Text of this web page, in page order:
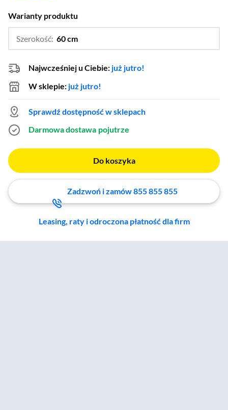
Warianty produktu
Szerokość: 60 cm
Najwcześniej u Ciebie: już jutro!
W sklepie: już jutro!
Sprawdź dostępność w sklepach
Darmowa dostawa pojutrze
Do koszyka
Zadzwoń i zamów 855 855 855
Leasing, raty i odroczona płatność dla firm